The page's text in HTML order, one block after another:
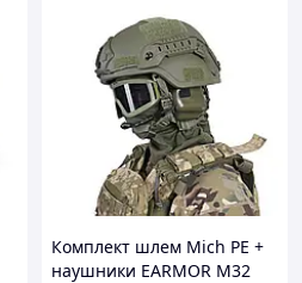
Комплект шлем Mich PE +
наушники EARMOR M32